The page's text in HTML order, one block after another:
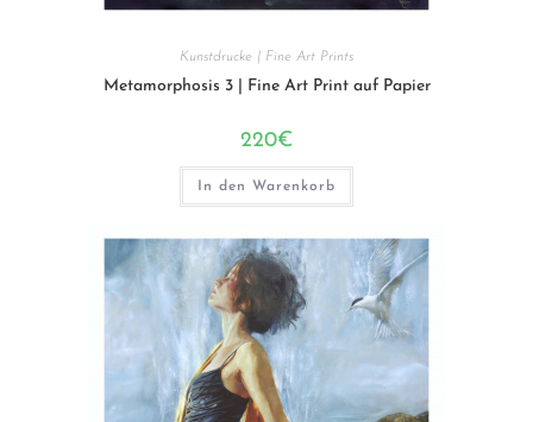
Kunstdrucke | Fine Art Prints
Metamorphosis 3 | Fine Art Print auf Papier
220€
In den Warenkorb